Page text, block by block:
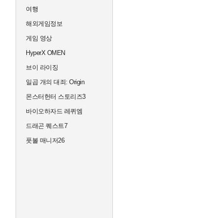
여행
해외게임정보
게임 영상
HyperX OMEN
브이 라이징
일곱 개의 대죄: Origin
몬스터헌터 스토리즈3
바이오하자드 레퀴엠
드래곤 퀘스트7
풋볼 매니저26